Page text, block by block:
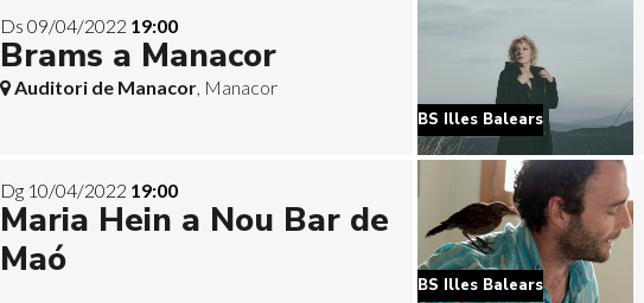
Ds 09/04/2022 19:00
Brams a Manacor
Auditori de Manacor , Manacor
BS Illes Balears
Dg 10/04/2022 19:00
Maria Hein a Nou Bar de
Maó
BS Illes Balears